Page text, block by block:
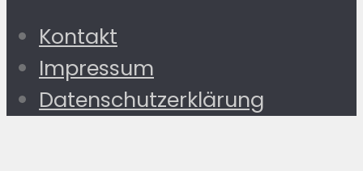
Kontakt
Impressum
Datenschutzerklärung